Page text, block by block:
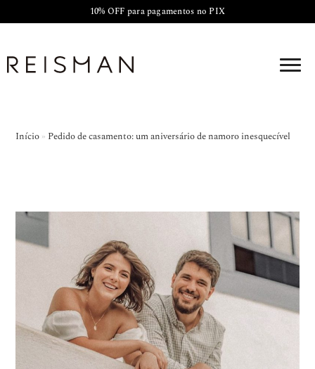
10% OFF para pagamentos no PIX
Início » Pedido de casamento: um aniversário de namoro inesquecível